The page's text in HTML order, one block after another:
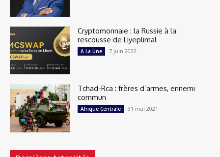
Cryptomonnaie : la Russie à la
rescousse de Liyeplimal
A La Une 7 juin 2022
Tchad-Rca : frères d’armes, ennemi
commun
Afrique Centrale 31 mai 2021